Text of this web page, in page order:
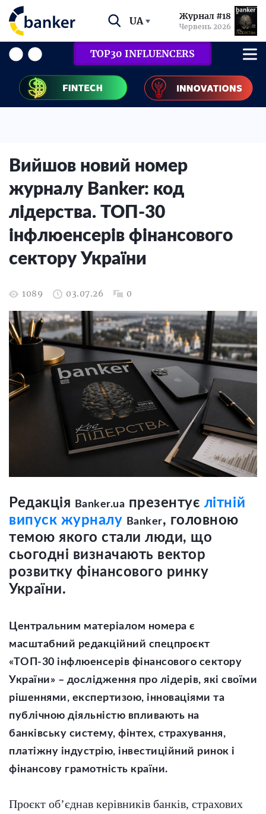
UA Журнал #18
Червень 2026
TOP30 INFLUENCERS
Вийшов новий номер
журналу Banker: код
лідерства. ТОП-30
інфлюенсерів фінансового
сектору України
1089 03.07.26 0
Редакція Banker.ua презентує літній
випуск журналу Banker, головною
темою якого стали люди, що
сьогодні визначають вектор
розвитку фінансового ринку
України.
Центральним матеріалом номера є
масштабний редакційний спецпроєкт
«ТОП-30 інфлюенсерів фінансового сектору
України» – дослідження про лідерів, які своїми
рішеннями, експертизою, інноваціями та
публічною діяльністю впливають на
банківську систему, фінтех, страхування,
платіжну індустрію, інвестиційний ринок і
фінансову грамотність країни.
Проєкт об’єднав керівників банків, страхових